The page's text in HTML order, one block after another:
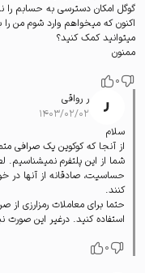
گوگل امکان دسترسی به حسابم را
اکنون که میخواهم وارد شوم من
میتوانید کمک کنید؟
ممنون
0
ر رواقی
۱۴۰۳/۰۲/۰۲
سلام
از آنجا که کوکوین یک صرافی
شما از این پلتفرم نمیشناسیم.
حساسیت، صادقانه از آنها در
کنند.
حتما برای معاملات رمزارزی از
استفاده کنید. درغیر این صورت
0